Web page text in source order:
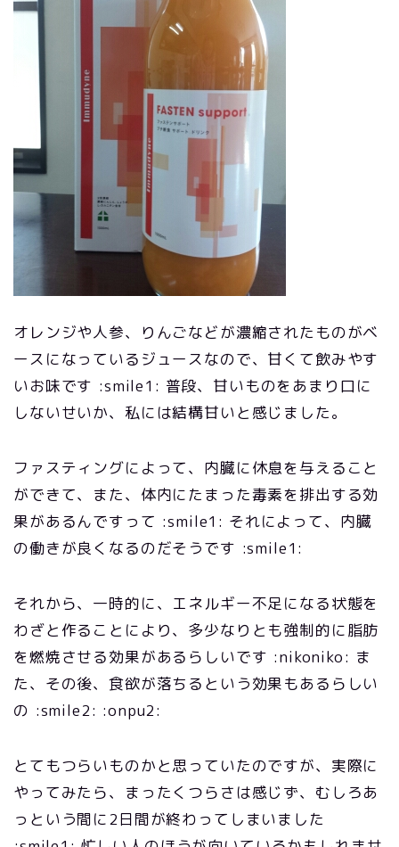
オレンジや人参、りんごなどが濃縮されたものがベ
ースになっているジュースなので、甘くて飲みやす
いお味です :smile1: 普段、甘いものをあまり口に
しないせいか、私には結構甘いと感じました。
ファスティングによって、内臓に休息を与えること
ができて、また、体内にたまった毒素を排出する効
果があるんですって :smile1: それによって、内臓
の働きが良くなるのだそうです :smile1:
それから、一時的に、エネルギー不足になる状態を
わざと作ることにより、多少なりとも強制的に脂肪
を燃焼させる効果があるらしいです :nikoniko: ま
た、その後、食欲が落ちるという効果もあるらしい
の :smile2: :onpu2:
とてもつらいものかと思っていたのですが、実際に
やってみたら、まったくつらさは感じず、むしろあ
っという間に2日間が終わってしまいました